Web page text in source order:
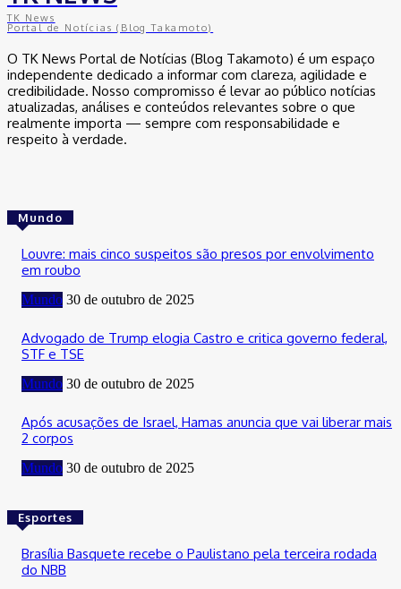
TK News
Portal de Notícias (Blog Takamoto)
O TK News Portal de Notícias (Blog Takamoto) é um espaço
independente dedicado a informar com clareza, agilidade e
credibilidade. Nosso compromisso é levar ao público notícias
atualizadas, análises e conteúdos relevantes sobre o que
realmente importa — sempre com responsabilidade e
respeito à verdade.
Mundo
Louvre: mais cinco suspeitos são presos por envolvimento
em roubo
Mundo 30 de outubro de 2025
Advogado de Trump elogia Castro e critica governo federal,
STF e TSE
Mundo 30 de outubro de 2025
Após acusações de Israel, Hamas anuncia que vai liberar mais
2 corpos
Mundo 30 de outubro de 2025
Esportes
Brasília Basquete recebe o Paulistano pela terceira rodada
do NBB